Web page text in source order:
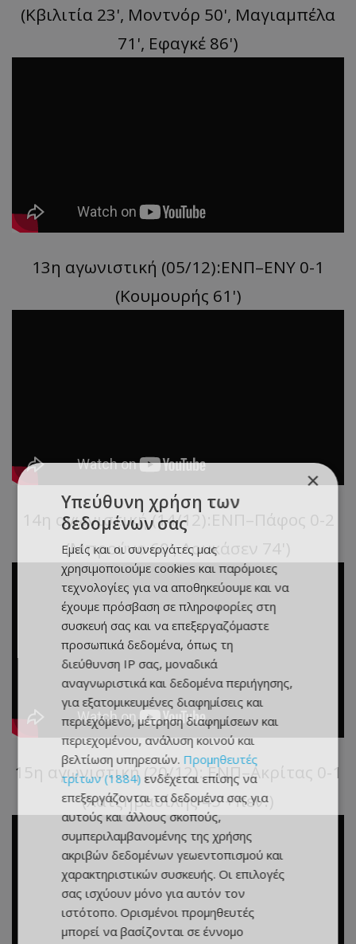
(Κβιλιτία 23', Μοντνόρ 50', Μαγιαμπέλα
71', Εφαγκέ 86')
13η αγωνιστική (05/12):ΕΝΠ–ΕΝΥ 0-1
(Κουμουρής 61')
14η αγωνιστική (14/12):ΕΝΠ–Πάφος 0-2
(Μπρούνο 60', Λουκάσεν 74')
15η αγωνιστική (20/12): ΕΝΠ–Ακρίτας 0-1
(Χατζηβασίλης 45'+πεν.)
×
Υπεύθυνη χρήση των
δεδομένων σας
Εμείς και οι συνεργάτες μας
χρησιμοποιούμε cookies και παρόμοιες
τεχνολογίες για να αποθηκεύουμε και να
έχουμε πρόσβαση σε πληροφορίες στη
συσκευή σας και να επεξεργαζόμαστε
προσωπικά δεδομένα, όπως τη
διεύθυνση IP σας, μοναδικά
αναγνωριστικά και δεδομένα περιήγησης,
για εξατομικευμένες διαφημίσεις και
περιεχόμενο, μέτρηση διαφημίσεων και
περιεχομένου, ανάλυση κοινού και
βελτίωση υπηρεσιών. Προμηθευτές
τρίτων (1884) ενδέχεται επίσης να
επεξεργάζονται τα δεδομένα σας για
αυτούς και άλλους σκοπούς,
συμπεριλαμβανομένης της χρήσης
ακριβών δεδομένων γεωεντοπισμού και
χαρακτηριστικών συσκευής. Οι επιλογές
σας ισχύουν μόνο για αυτόν τον
ιστότοπο. Ορισμένοι προμηθευτές
μπορεί να βασίζονται σε έννομο